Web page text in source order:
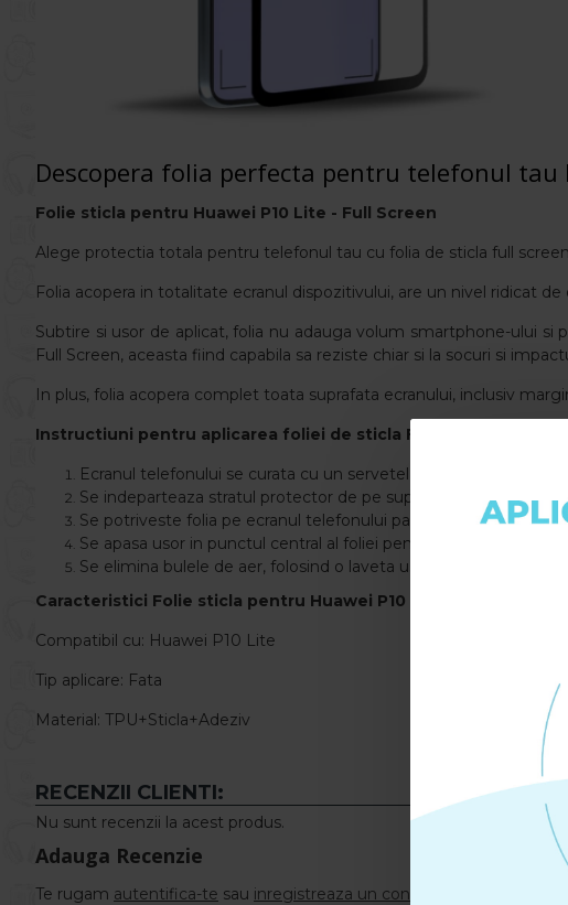
Descopera folia perfecta pentru telefonul tau
Folie sticla pentru Huawei P10 Lite - Full Screen
Alege protectia totala pentru telefonul tau cu folia de sticla full
Folia acopera in totalitate ecranul dispozitivului, are un nivel ridicat
Subtire si usor de aplicat, folia nu adauga volum smartphone-ului
Full Screen, aceasta fiind capabila sa reziste chiar si la socuri si
In plus, folia acopera complet toata suprafata ecranului, inclusiv
Instructiuni pentru aplicarea foliei de sticla Full Screen:
Ecranul telefonului se curata cu un servetel umed.
Se indeparteaza stratul protector de pe suprafata foliei.
Se potriveste folia pe ecranul telefonului pana la incadrarea
Se apasa usor in punctul central al foliei pentru ca aceasta sa
Se elimina bulele de aer, folosind o laveta uscata si apasand
Caracteristici Folie sticla pentru Huawei P10 Lite
Compatibil cu: Huawei P10 Lite
Tip aplicare: Fata
Material: TPU+Sticla+Adeziv
RECENZII CLIENTI:
Nu sunt recenzii la acest produs.
Adauga Recenzie
Te rugam autentifica-te sau inregistreaza un cont nou pentru a